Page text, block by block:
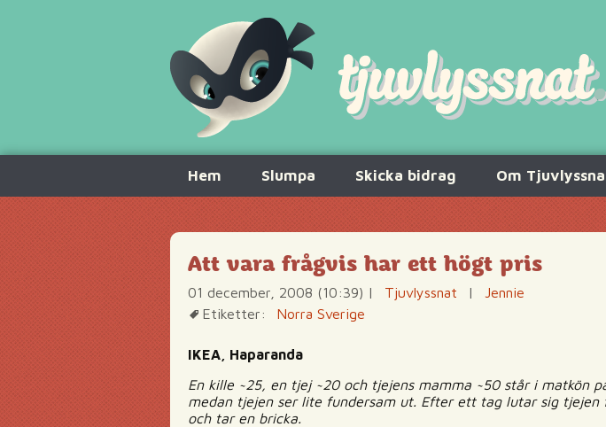
innehåll
Hem Slumpa Skicka bidrag Om
Att vara frågvis har ett högt pris
01 december, 2008 (10:39) | Tjuvlyssnat |
Jennie
Etiketter:
Norra Sverige
IKEA, Haparanda
En kille ~25, en tjej ~20 och tjejens mamma ~50 står i matkön
medan tjejen ser lite fundersam ut. Efter ett tag lutar sig
och tar en bricka.